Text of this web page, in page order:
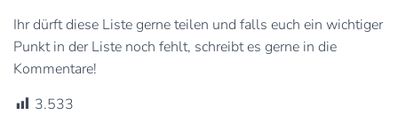
Ihr dürft diese Liste gerne teilen und falls euch ein wichtiger
Punkt in der Liste noch fehlt, schreibt es gerne in die
Kommentare!
3.533